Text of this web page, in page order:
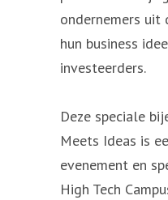
ondernemers uit
hun business
investeerders.
Deze speciale
Meets Ideas is
evenement en
High Tech